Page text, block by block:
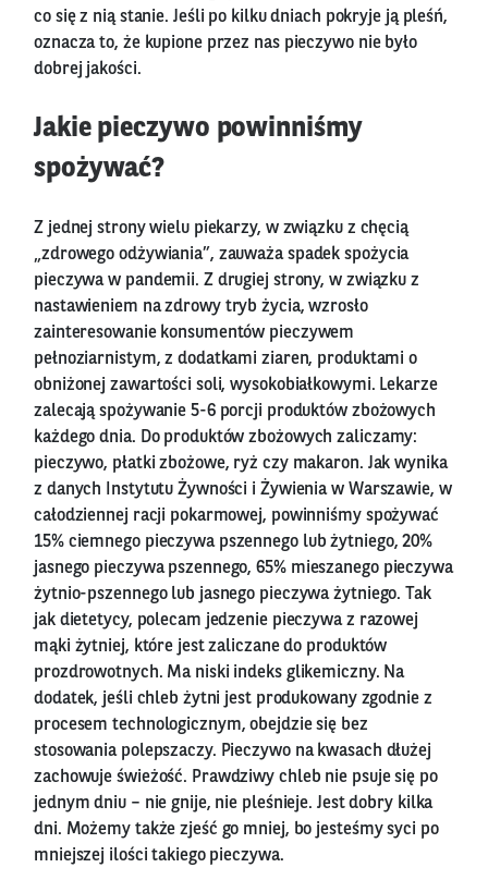
co się z nią stanie. Jeśli po kilku dniach pokryje ją pleśń,
oznacza to, że kupione przez nas pieczywo nie było
dobrej jakości.
Jakie pieczywo powinniśmy
spożywać?
Z jednej strony wielu piekarzy, w związku z chęcią
„zdrowego odżywiania”, zauważa spadek spożycia
pieczywa w pandemii. Z drugiej strony, w związku z
nastawieniem na zdrowy tryb życia, wzrosło
zainteresowanie konsumentów pieczywem
pełnoziarnistym, z dodatkami ziaren, produktami o
obniżonej zawartości soli, wysokobiałkowymi. Lekarze
zalecają spożywanie 5-6 porcji produktów zbożowych
każdego dnia. Do produktów zbożowych zaliczamy:
pieczywo, płatki zbożowe, ryż czy makaron. Jak wynika
z danych Instytutu Żywności i Żywienia w Warszawie, w
całodziennej racji pokarmowej, powinniśmy spożywać
15% ciemnego pieczywa pszennego lub żytniego, 20%
jasnego pieczywa pszennego, 65% mieszanego pieczywa
żytnio-pszennego lub jasnego pieczywa żytniego. Tak
jak dietetycy, polecam jedzenie pieczywa z razowej
mąki żytniej, które jest zaliczane do produktów
prozdrowotnych. Ma niski indeks glikemiczny. Na
dodatek, jeśli chleb żytni jest produkowany zgodnie z
procesem technologicznym, obejdzie się bez
stosowania polepszaczy. Pieczywo na kwasach dłużej
zachowuje świeżość. Prawdziwy chleb nie psuje się po
jednym dniu – nie gnije, nie pleśnieje. Jest dobry kilka
dni. Możemy także zjeść go mniej, bo jesteśmy syci po
mniejszej ilości takiego pieczywa.